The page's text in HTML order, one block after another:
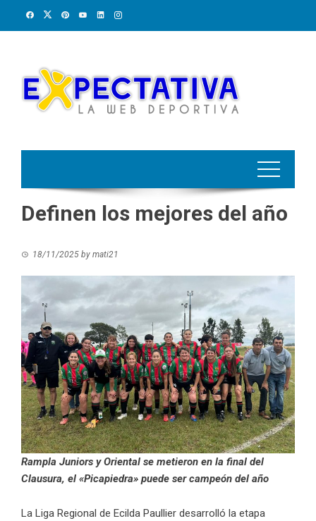
Definen los mejores del año
18/11/2025 by mati21
Rampla Juniors y Oriental se metieron en la final del
Clausura, el «Picapiedra» puede ser campeón del año
La Liga Regional de Ecilda Paullier desarrolló la etapa